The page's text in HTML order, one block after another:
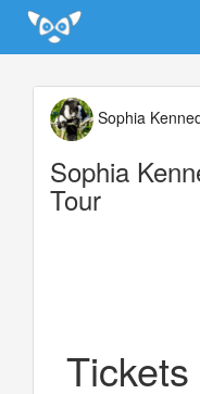
Update cookies preferences
Sophia
Sophia
Tour